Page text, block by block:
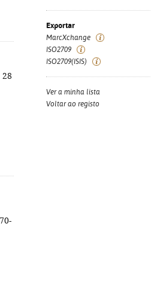
28
Exportar
MarcXchange
ISO2709
ISO2709(ISIS)
Ver a minha lista
Voltar ao registo